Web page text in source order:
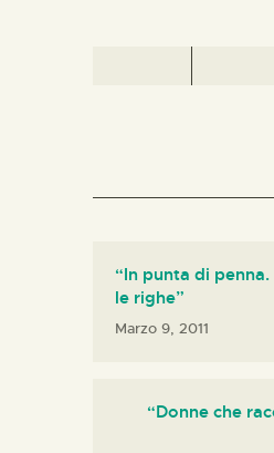
“In punta di
le righe”
Marzo 9, 2011
“Donne che